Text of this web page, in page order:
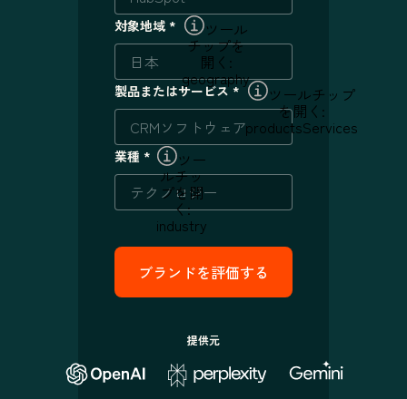
対象地域 * ツール
チップを
開く:
geography
製品またはサービス * ツールチップ
を開く:
productsServices
業種 * ツー
ルチッ
プを開
く:
industry
提供元